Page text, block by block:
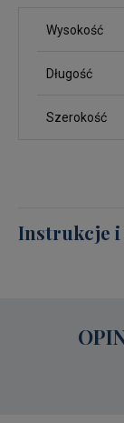
Wysokość
Długość
Szerokość
Instrukcje